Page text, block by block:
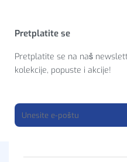
Pretplatite se
Pretplatite se na naš
kolekcije, popuste i akcije!